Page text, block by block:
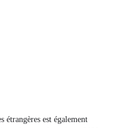
étrangères est également